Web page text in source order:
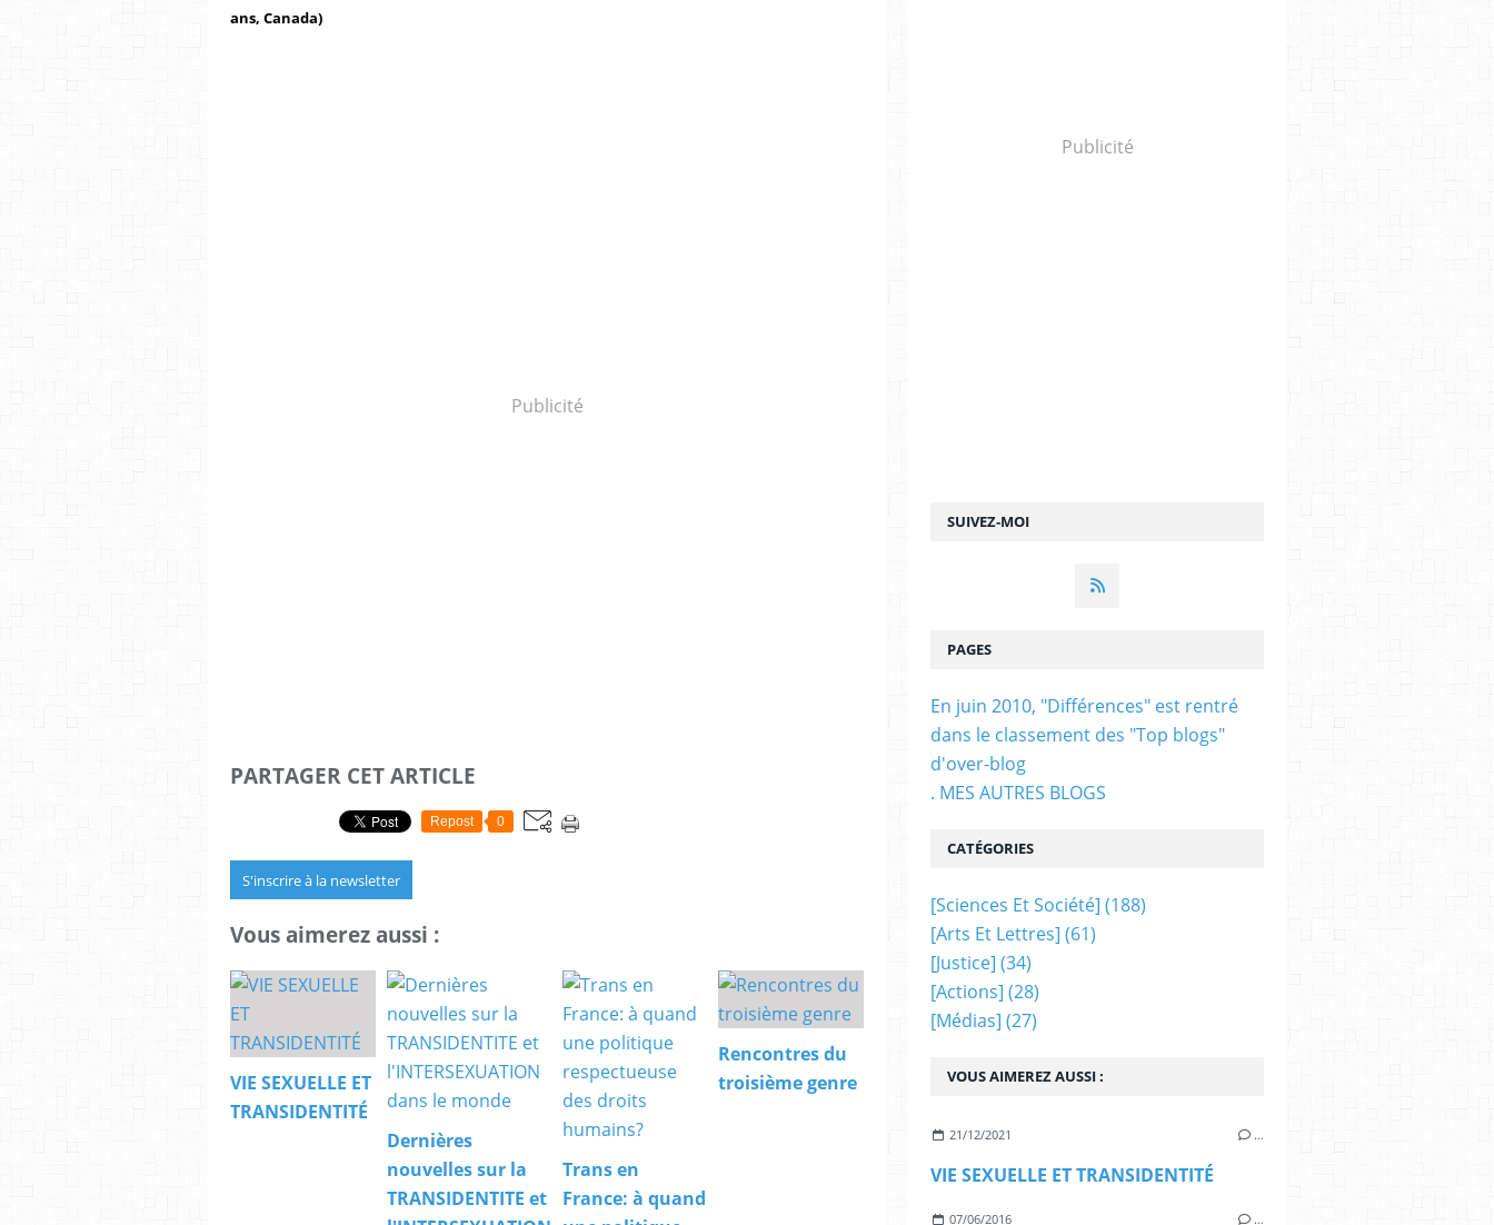
ans, Canada)
Publicité
PARTAGER CET ARTICLE
Repost 0
S'inscrire à la newsletter
Vous aimerez aussi :
VIE SEXUELLE ET
TRANSIDENTITÉ
Dernières
nouvelles sur la
TRANSIDENTITE et
Trans en
France: à quand
Rencontres du
troisième genre
SUIVEZ-MOI
Publicité
VOUS AIMEREZ AUSSI :
21/12/2021 …
VIE SEXUELLE ET TRANSIDENTITÉ
07/06/2016 …
PAGES
En juin 2010, "Différences" est rentré
dans le classement des "Top blogs"
d'over-blog
. MES AUTRES BLOGS
CATÉGORIES
[sciences Et Société] (188)
[arts Et Lettres] (61)
[justice] (34)
[actions] (28)
[médias] (27)